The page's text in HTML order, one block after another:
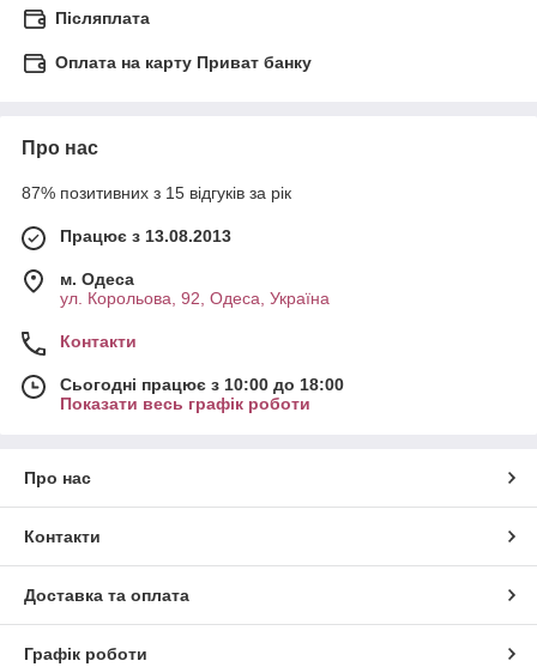
Післяплата
Оплата на карту Приват банку
Про нас
87% позитивних з 15 відгуків за рік
Працює з 13.08.2013
м. Одеса
ул. Корольова, 92, Одеса, Україна
Контакти
Сьогодні працює з 10:00 до 18:00
Показати весь графік роботи
Про нас
Контакти
Доставка та оплата
Графік роботи